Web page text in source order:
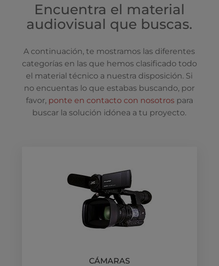
Encuentra el material
audiovisual que buscas.
A continuación, te mostramos las diferentes
categorías en las que hemos clasificado todo
el material técnico a nuestra disposición. Si
no encuentas lo que estabas buscando, por
favor, ponte en contacto con nosotrospara
buscar la solución idónea a tu proyecto.
CÁMARAS